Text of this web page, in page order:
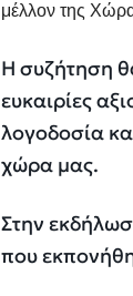
μέλλον της
Η συζήτηση
ευκαιρίες
λογοδοσία
χώρα μας.
Στην
που